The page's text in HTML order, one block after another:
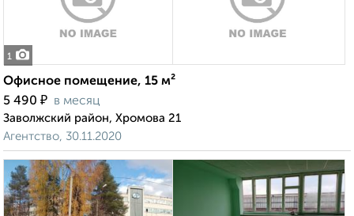
1
Офисное помещение, 15 м²
5 490 ₽ в месяц
Заволжский район, Хромова 21
Агентство, 30.11.2020